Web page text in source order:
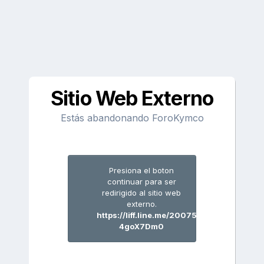
Sitio Web Externo
Estás abandonando ForoKymco
Presiona el boton
continuar para ser
redirigido al sitio web
externo.
https://liff.line.me/2007506272-
4goX7Dm0